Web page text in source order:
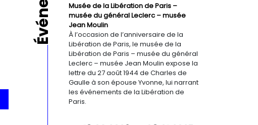
Musée de la Libération de Paris –
musée du général Leclerc – musée
Jean Moulin
À l’occasion de l’anniversaire de la
Libération de Paris, le musée de la
Libération de Paris – musée du général
Leclerc – musée Jean Moulin expose la
lettre du 27 août 1944 de Charles de
Gaulle à son épouse Yvonne, lui narrant
les événements de la Libération de
Paris.